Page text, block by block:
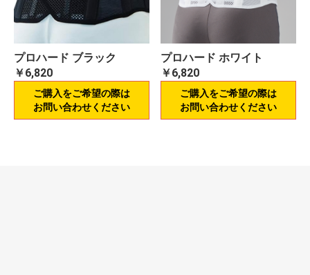
プロハード ブラック
￥6,820
ご購入をご希望の際は
お問い合わせください
プロハード ホワイト
￥6,820
ご購入をご希望の際は
お問い合わせください